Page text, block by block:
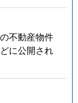
不動産物件
に公開され